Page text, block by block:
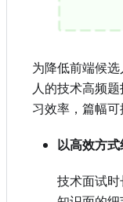
为降低前端候
人的技术高频
习效率，篇幅
以高效方
技术面试